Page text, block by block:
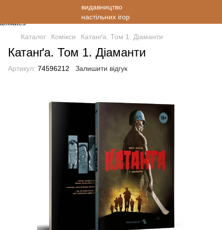
Каталог Комікси Катанґа. Том 1. Діаманти
Катанґа. Том 1. Діаманти
Артикул: 74596212 Залишити відгук